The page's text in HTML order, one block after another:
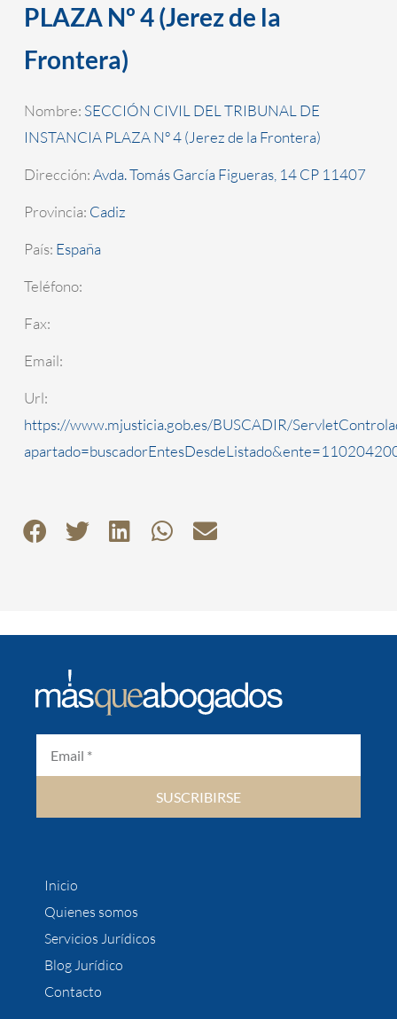
PLAZA Nº 4 (Jerez de la
Frontera)
Nombre: SECCIÓN CIVIL DEL TRIBUNAL DE
INSTANCIA PLAZA Nº 4 (Jerez de la Frontera)
Dirección:Avda. Tomás García Figueras, 14 CP 11407
Provincia: Cadiz
País: España
Teléfono:
Fax:
Email:
Url:
https://www.mjusticia.gob.es/BUSCADIR/
SUSCRIBIRSE
Inicio
Quienes somos
Servicios Jurídicos
Blog Jurídico
Contacto